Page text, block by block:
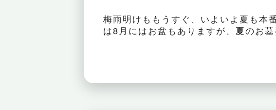
梅雨明けももうすぐ、いよいよ夏も本
は8月にはお盆もありますが、夏のお